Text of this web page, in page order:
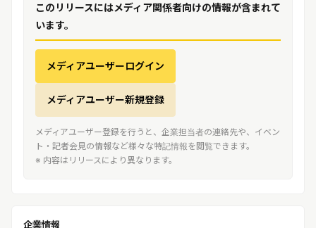
このリリースにはメディア関係者向けの情報が含まれて
います。
メディアユーザーログイン
メディアユーザー新規登録
メディアユーザー登録を行うと、企業担当者の連絡先や、イベン
ト・記者会見の情報など様々な特記情報を閲覧できます。
※ 内容はリリースにより異なります。
企業情報